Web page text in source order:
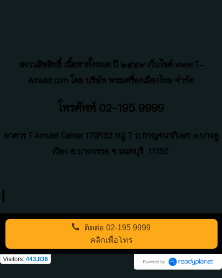
สงวนลิขสิทธิ์ เนื้อหาทั้งหมด ปี ๒๕๕๙ เว็บไซค์ www.T-
Amulet.com โดย บริษัท พระเครื่องเมืองไทย จำกัด
โทรศัพท์ 02-195 9999
อาคาร T Amulet Center170/132 หมู่ 7 ถ.กาญจนาภิเษก ต.บางคู
เวียง อ.บางกรวย จ.นนทบุรี 11130
ติดต่อ02-195 9999
คลิกเพื่อโทร
Visitors: 443,836